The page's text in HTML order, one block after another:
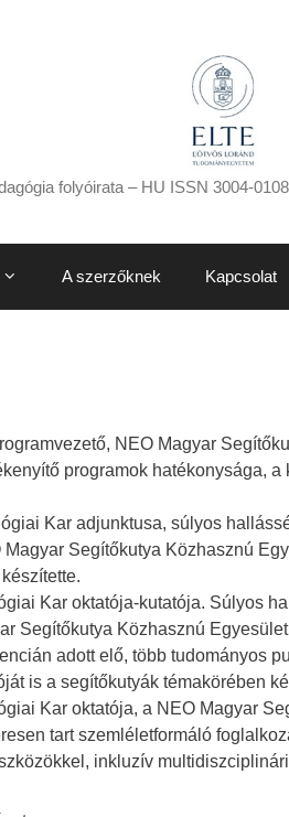
folyóirata – HU ISSN 3004-
A szerzőknek Kapcsolat
NEO Magyar
programok hatékonysága,
Kar adjunktusa, súlyos
Segítőkutya Közhasznú
Kar oktatója-kutatója. Súlyos
Segítőkutya Közhasznú
adott elő, több tudományos
is a segítőkutyák témakörében
Kar oktatója, a NEO Magyar
tart szemléletformáló
inkluzív